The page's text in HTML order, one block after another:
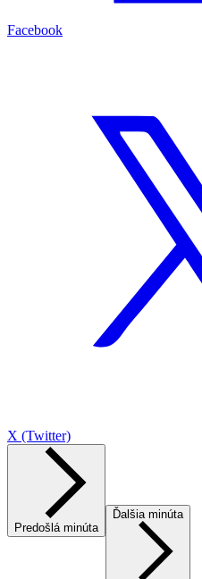
Facebook
X (Twitter)
Predošlá minúta
Ďalšia minúta